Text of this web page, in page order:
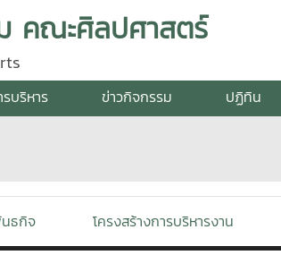
คณะศิลปศาสตร์
บริหาร ข่าวกิจกรรม ปฏิทิน
ธกิจ โครงสร้างการบริหารงาน